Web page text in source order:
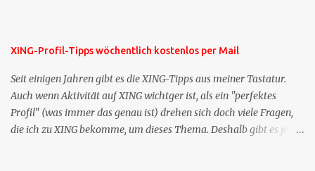
XING-Profil-Tipps wöchentlich kostenlos per Mail
Seit einigen Jahren gibt es die XING-Tipps aus meiner Tastatur.
Auch wenn Aktivität auf XING wichtger ist, als ein "perfektes
Profil" (was immer das genau ist) drehen sich doch viele Fragen,
die ich zu XING bekomme, um dieses Thema. Deshalb gibt es jetzt